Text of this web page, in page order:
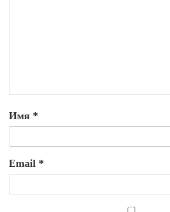
Имя *
Email *